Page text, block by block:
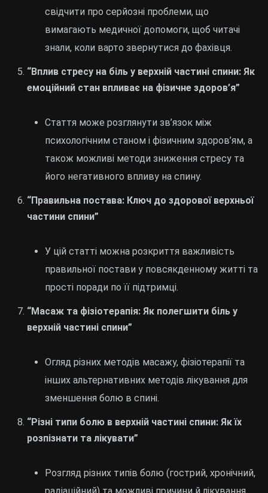
свідчити про серйозні проблеми, що
вимагають медичної допомоги, щоб читачі
знали, коли варто звернутися до фахівця.
“Вплив стресу на біль у верхній частині спини: Як
емоційний стан впливає на фізичне здоров’я”
Стаття може розглянути зв’язок між
психологічним станом і фізичним здоров’ям, а
також можливі методи зниження стресу та
його негативного впливу на спину.
“Правильна постава: Ключ до здорової верхньої
частини спини”
У цій статті можна розкриття важливість
правильної постави у повсякденному житті та
прості поради по її підтримці.
“Масаж та фізіотерапія: Як полегшити біль у
верхній частині спини”
Огляд різних методів масажу, фізіотерапії та
інших альтернативних методів лікування для
зменшення болю в спині.
“Різні типи болю в верхній частині спини: Як їх
розпізнати та лікувати”
Розгляд різних типів болю (гострий, хронічний,